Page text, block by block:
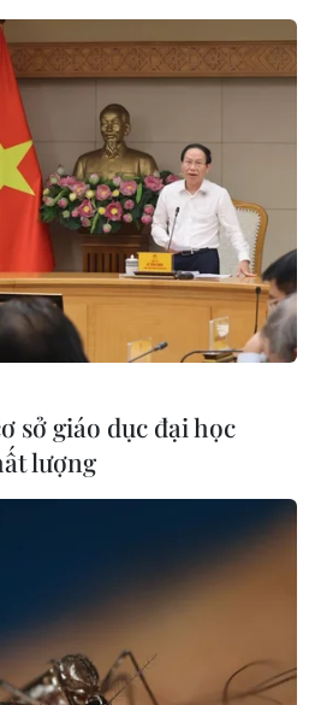
dân cư
sở giáo dục đại học
lượng